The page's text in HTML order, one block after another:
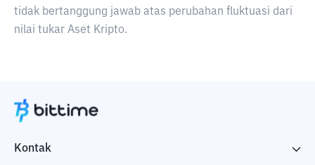
tidak bertanggung jawab atas perubahan fluktuasi dari
nilai tukar Aset Kripto.
Kontak